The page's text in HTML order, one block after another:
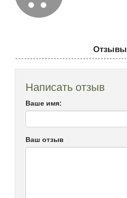
Отзывы
Написать отзыв
Ваше имя:
Ваш отзыв